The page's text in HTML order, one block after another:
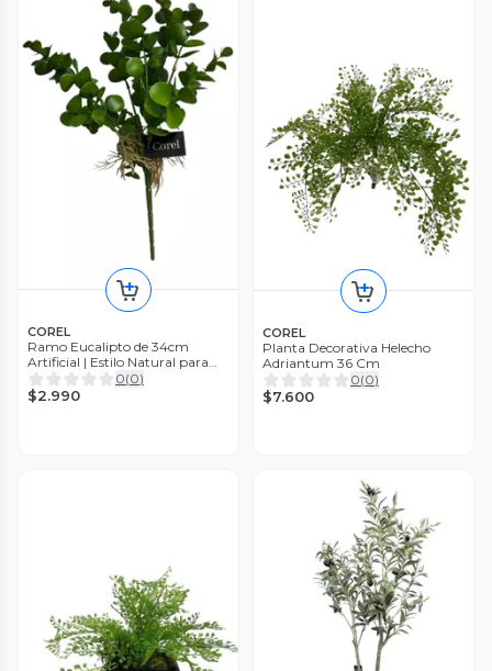
COREL
Ramo Eucalipto de 34cm
Artificial | Estilo Natural para
Interiores y Vitrinas
0(0)
$2.990
COREL
Planta Decorativa Helecho
Adriantum 36 Cm
0(0)
$7.600